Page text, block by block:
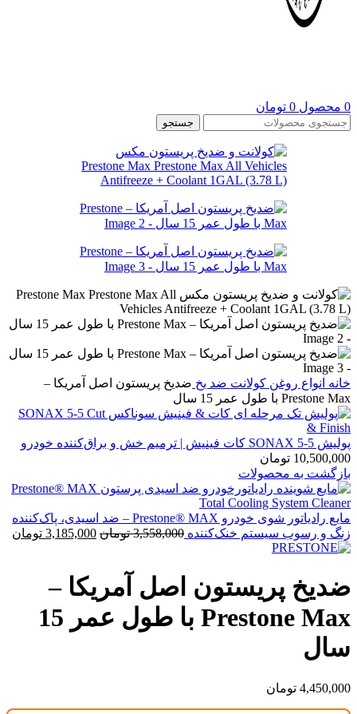
0 محصول 0 تومان
جستجو
خانه انواع روغن کولانت ضد یخ ضدیخ پریستون اصل آمریکا –
Prestone Max با طول عمر 15 سال
پولیش SONAX 5-5 کات فینیش | ترمیم خش و براق‌کننده خودرو
10,500,000 تومان
بازگشت به محصولات
مایع رادیاتور شوی خودرو Prestone® MAX – ضد اسیدی، پاک‌کننده
زنگ و رسوب سیستم خنک‌کننده 3,558,000 تومان قیمت
بود.
3,185,000 تومان
ضدیخ پریستون اصل آمریکا –
Prestone Max با طول عمر 15
سال
4,450,000 تومان